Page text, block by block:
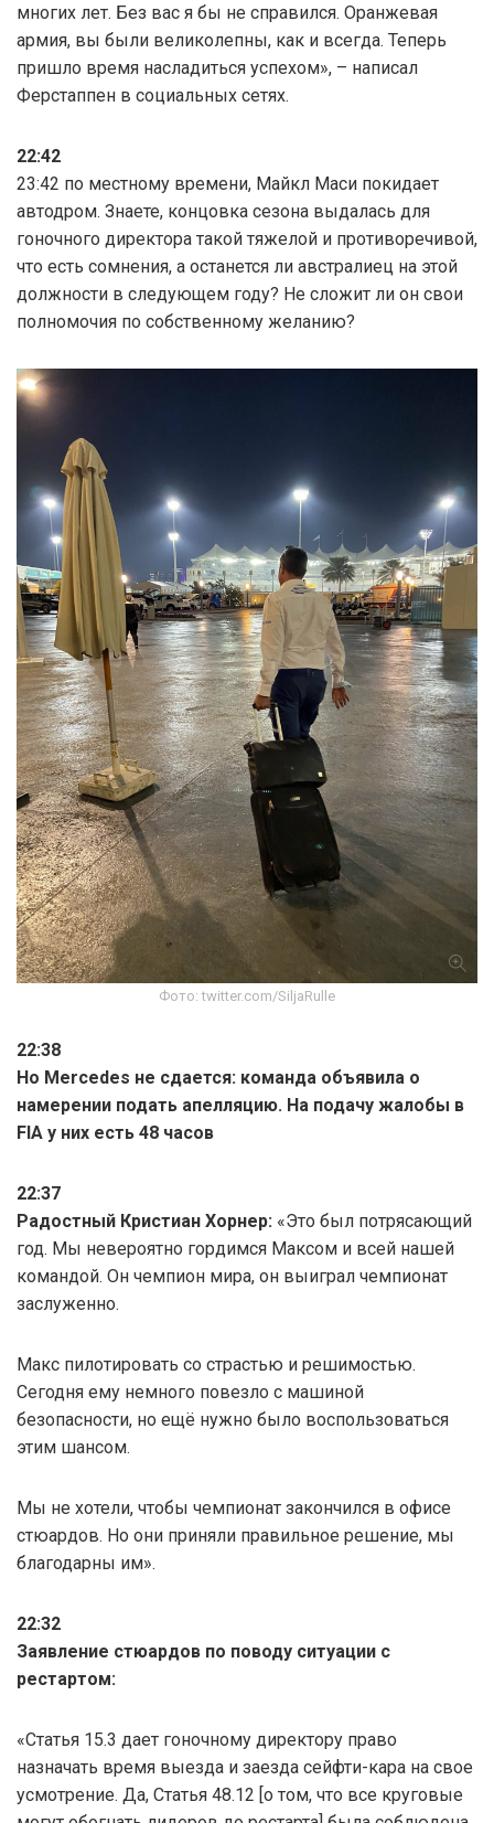
многих лет. Без вас я бы не справился. Оранжевая
армия, вы были великолепны, как и всегда. Теперь
пришло время насладиться успехом», – написал
Ферстаппен в социальных сетях.
22:42
23:42 по местному времени, Майкл Маси покидает
автодром. Знаете, концовка сезона выдалась для
гоночного директора такой тяжелой и противоречивой,
что есть сомнения, а останется ли австралиец на этой
должности в следующем году? Не сложит ли он свои
полномочия по собственному желанию?
Фото: twitter.com/SiljaRulle
22:38
Но Mercedes не сдается: команда объявила о
намерении подать апелляцию. На подачу жалобы в
FIA у них есть 48 часов
22:37
Радостный Кристиан Хорнер: «Это был потрясающий
год. Мы невероятно гордимся Максом и всей нашей
командой. Он чемпион мира, он выиграл чемпионат
заслуженно.
Макс пилотировать со страстью и решимостью.
Сегодня ему немного повезло с машиной
безопасности, но ещё нужно было воспользоваться
этим шансом.
Мы не хотели, чтобы чемпионат закончился в офисе
стюардов. Но они приняли правильное решение, мы
благодарны им».
22:32
Заявление стюардов по поводу ситуации с
рестартом:
«Статья 15.3 дает гоночному директору право
назначать время выезда и заезда сейфти-кара на свое
усмотрение. Да, Статья 48.12 [о том, что все круговые